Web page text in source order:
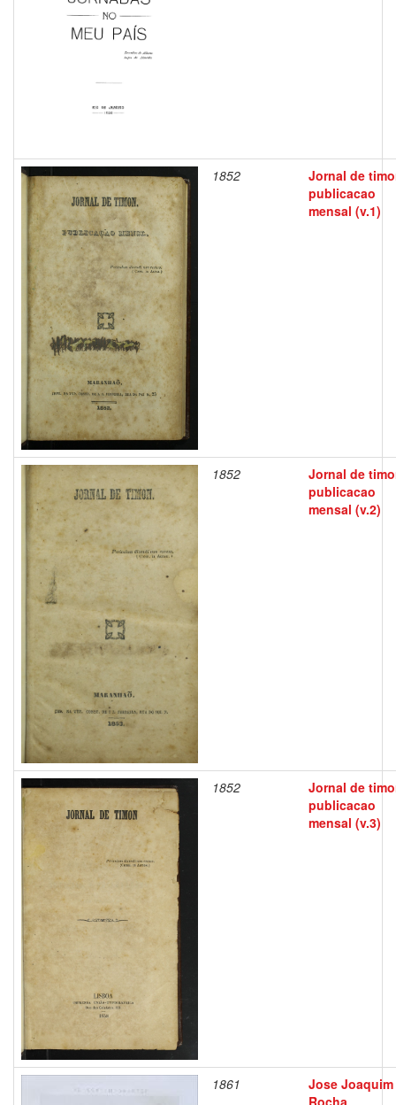
1852
Jornal de
publicacao
mensal (v.1)
1852
Jornal de
publicacao
mensal (v.2)
1852
Jornal de
publicacao
mensal (v.3)
1861
Jose
Rocha